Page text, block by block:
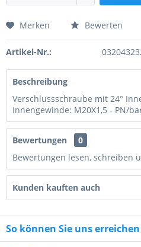
Preis anfragen
Merken Bewerten
Artikel-Nr.:
Beschreibung
Verschlussschraube mit 24°
Innengewinde: M20X1,5 - PN/
Bewertungen
0
Bewertungen lesen, schreiben
Kunden kauften auch
So können Sie uns erreichen